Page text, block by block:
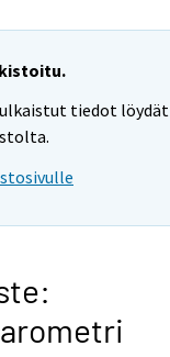
tiedot löydät